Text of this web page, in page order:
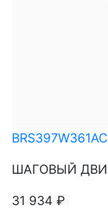
ШАГОВЫЙ
31 934 ₽